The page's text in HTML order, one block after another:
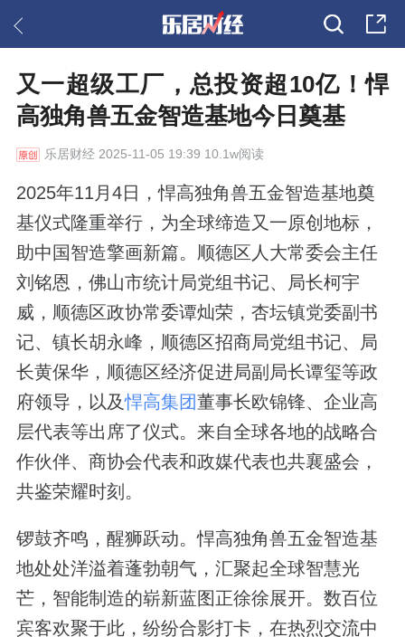
又一超级工厂，总投资超10亿！悍
高独角兽五金智造基地今日奠基
乐居财经2025-11-05 19:39 10.1w阅读
2025年11月4日，悍高独角兽五金智造基地奠
基仪式隆重举行，为全球缔造又一原创地标，
助中国智造擎画新篇。顺德区人大常委会主任
刘铭恩，佛山市统计局党组书记、局长柯宇
威，顺德区政协常委谭灿荣，杏坛镇党委副书
记、镇长胡永峰，顺德区招商局党组书记、局
长黄保华，顺德区经济促进局副局长谭玺等政
府领导，以及悍高集团董事长欧锦锋、企业高
层代表等出席了仪式。来自全球各地的战略合
作伙伴、商协会代表和政媒代表也共襄盛会，
共鉴荣耀时刻。
锣鼓齐鸣，醒狮跃动。悍高独角兽五金智造基
地处处洋溢着蓬勃朝气，汇聚起全球智慧光
芒，智能制造的崭新蓝图正徐徐展开。数百位
宾客欢聚于此，纷纷合影打卡，在热烈交流中